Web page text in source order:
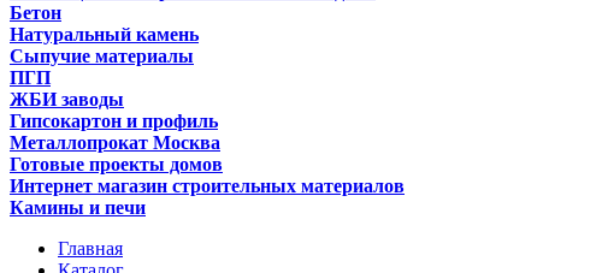
Бетон
Натуральный камень
Сыпучие материалы
ПГП
ЖБИ заводы
Гипсокартон и профиль
Металлопрокат Москва
Готовые проекты домов
Интернет магазин строительных материалов
Камины и печи
Главная